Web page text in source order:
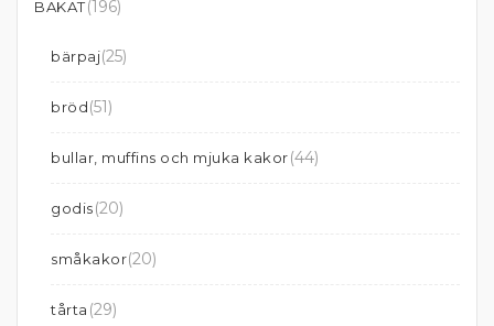
BAKAT(196)
bärpaj(25)
bröd(51)
bullar, muffins och mjuka kakor(44)
godis(20)
småkakor(20)
tårta (29)